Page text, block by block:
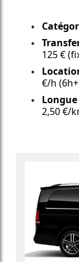
125 €
€/h
2,50 €/